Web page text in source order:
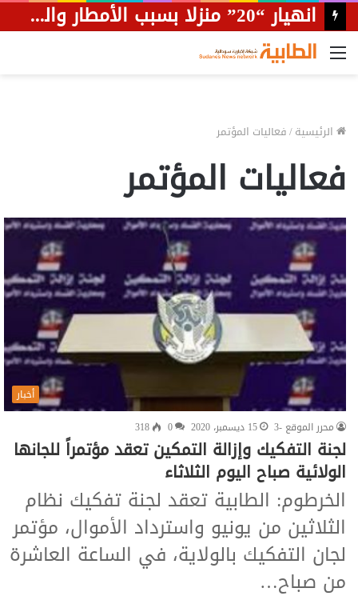
انهيار “20” منزلا بسبب الأمطار والسيول بمحلية المناقل
القائمة
الرئيسية/فعاليات المؤتمر
فعاليات المؤتمر
أخبار
محرر الموقع -3
15 ديسمبر، 2020 0
318
لجنة التفكيك وإزالة التمكين تعقد مؤتمراً للجانها
الولائية صباح اليوم الثلاثاء
الخرطوم: الطابية تعقد لجنة تفكيك نظام
الثلاثين من يونيو واسترداد الأموال، مؤتمر
لجان التفكيك بالولاية، في الساعة العاشرة
من صباح…